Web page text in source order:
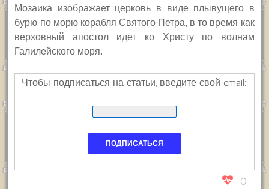
Мозаика изображает церковь в виде плывущего в
бурю по морю корабля Святого Петра, в то время как
верховный апостол идет ко Христу по волнам
Галилейского моря.
Чтобы подписаться на статьи, введите свой email:
0